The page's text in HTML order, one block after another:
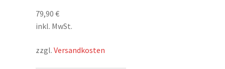
79,90 €
inkl. MwSt.
zzgl. Versandkosten